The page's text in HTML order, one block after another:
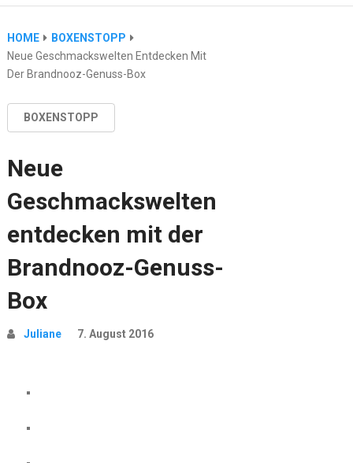
HOME
BOXENSTOPP
Neue Geschmackswelten Entdecken Mit
Der Brandnooz-Genuss-Box
BOXENSTOPP
Neue
Geschmackswelten
entdecken mit der
Brandnooz-Genuss-
Box
Juliane 7. August 2016